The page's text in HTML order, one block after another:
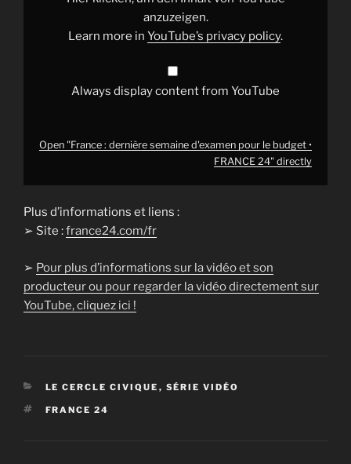
anzuzeigen.
Learn more in YouTube’s privacy policy.
Always display content from YouTube
Open "France : dernière semaine d'examen pour le budget •
FRANCE 24" directly
Plus d’informations et liens :
➢ Site :france24.com/fr
➢ Pour plus d’informations sur la vidéo et son
producteur ou pour regarder la vidéo directement sur
YouTube, cliquez ici !
CATÉGORIES
LE CERCLE CIVIQUE , SÉRIE VIDÉO
ÉTIQUETTES
FRANCE 24